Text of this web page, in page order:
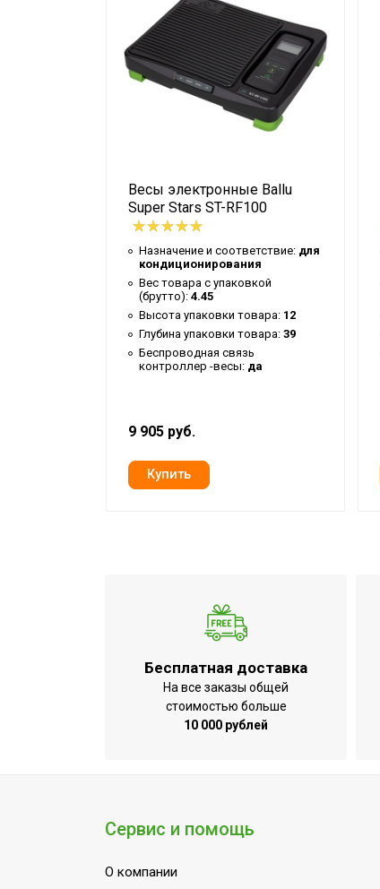
Бренд
Тип блока
Гарантийный срок
Ширина товара
Вес товара (нетто)
Вид аксессуара
Вид упаковки
Наличие BIM модели
Цвет
Область применения
Страна производства
Весы электронные Ballu
Super Stars ST-RF100
Назначение и соответствие: для
кондиционирования
Вес товара с упаковкой
(брутто): 4.45
Высота упаковки товара: 12
Глубина упаковки товара: 39
Беспроводная связь
контроллер -весы: да
9 905 руб.
Бесплатная доставка
На все заказы общей
стоимостью больше
10 000 рублей
Сервис и помощь
О компании